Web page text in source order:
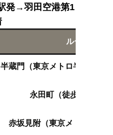
発→羽田空港第1
ルート
半蔵門（東京メトロ半蔵門線
永田町（徒歩（地下鉄
赤坂見附（東京メトロ銀座